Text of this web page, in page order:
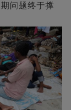
问题终于撑